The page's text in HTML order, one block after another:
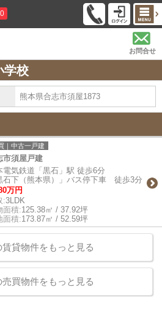
0
お問合せ
学校
熊本県合志市須屋1873
｜中古一戸建
市須屋戸建
電気鉄道「黒石」駅 徒歩6分
石下（熊本県）」バス停下車 徒歩3分
万円
:3LDK
面積:125.38㎡ / 37.92坪
面積:173.87㎡ / 52.59坪
賃貸物件をもっと見る
売買物件をもっと見る